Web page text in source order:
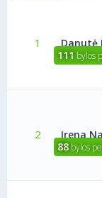
1
Danutė
111 bylos
2
Irena
88 bylos